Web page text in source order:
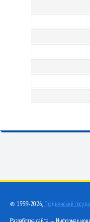
© 1999-2026, Гродненский